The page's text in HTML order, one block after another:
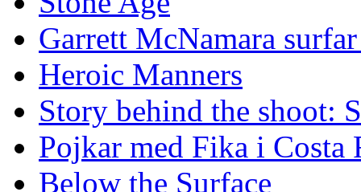
Garrett McNamara
Heroic Manners
Story behind the shoot:
Pojkar med Fika i Costa
Below the Surface